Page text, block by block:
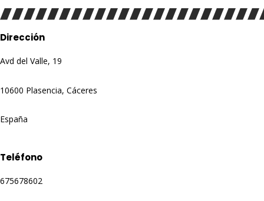
Dirección
Avd del Valle, 19
10600 Plasencia, Cáceres
España
Teléfono
675678602